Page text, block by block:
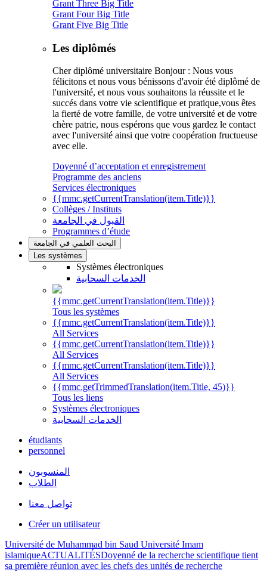
Grant Three Big Title
Grant Four Big Title
Grant Five Big Title
Les diplômés
Cher diplômé universitaire Bonjour : Nous vous
félicitons et nous vous bénissons d'avoir été diplômé de
l'université, et nous vous souhaitons la réussite et le
succés dans votre vie scientifique et pratique,vous êtes
la fierté de votre famille, de votre université et de votre
chère patrie, nous espérons que vous gardez le contact
avec l'université ainsi que votre coopération fructueuse
avec elle.
Doyenné d’acceptation et enregistrement
Programme des anciens
Services électroniques
{{mmc.getCurrentTranslation(item.Title)}}
Collèges / Instituts
القبول في الجامعة
Programmes d’étude
البحث العلمي في الجامعة
Les systèmes
Systèmes électroniques
الخدمات السحابية
{{mmc.getCurrentTranslation(item.Title)}}
Tous les systèmes
{{mmc.getCurrentTranslation(item.Title)}}
All Services
{{mmc.getCurrentTranslation(item.Title)}}
All Services
{{mmc.getCurrentTranslation(item.Title)}}
All Services
{{mmc.getTrimmedTranslation(item.Title, 45)}}
Tous les liens
Systèmes électroniques
الخدمات السحابية
étudiants
personnel
المنسوبون
الطلاب
تواصل معنا
Créer un utilisateur
Université de Muhammad bin Saud Université Imam
islamiqueACTUALITÉSDoyenné de la recherche scientifique tient
sa première réunion avec les chefs des unités de recherche